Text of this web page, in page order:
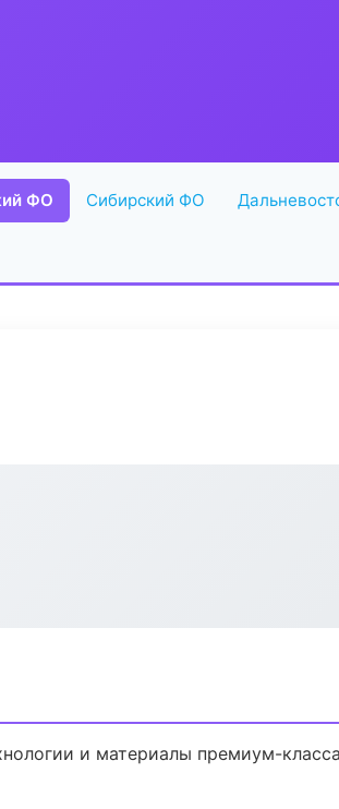
ФО Сибирский ФО
и материалы премиум-